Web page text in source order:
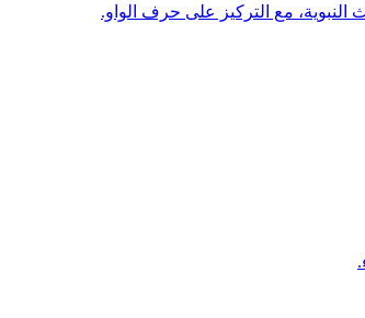
مع التركيز على حرف الواو.